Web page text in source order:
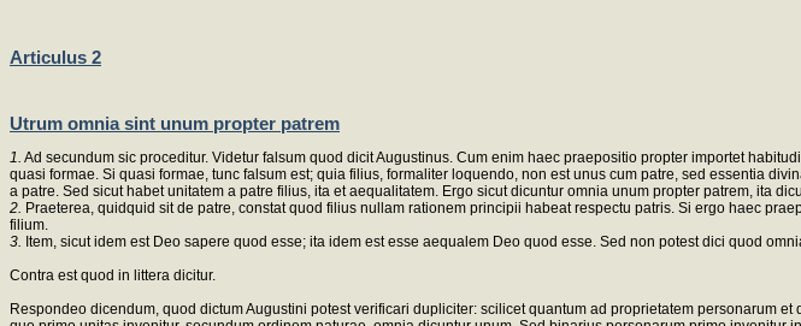
Articulus 2
Utrum omnia sint unum propter patrem
1. Ad secundum sic proceditur. Videtur falsum quod dicit Augustinus. Cum enim haec praepositio propter importet
quasi formae. Si quasi formae, tunc falsum est; quia filius, formaliter loquendo, non est unus cum patre, sed essentia
a patre. Sed sicut habet unitatem a patre filius, ita et aequalitatem. Ergo sicut dicuntur omnia unum propter patrem, ita
2. Praeterea, quidquid sit de patre, constat quod filius nullam rationem principii habeat respectu patris. Si ergo haec
filium.
3. Item, sicut idem est Deo sapere quod esse; ita idem est esse aequalem Deo quod esse. Sed non potest dici quod
Contra est quod in littera dicitur.
Respondeo dicendum, quod dictum Augustini potest verificari dupliciter: scilicet quantum ad proprietatem personarum